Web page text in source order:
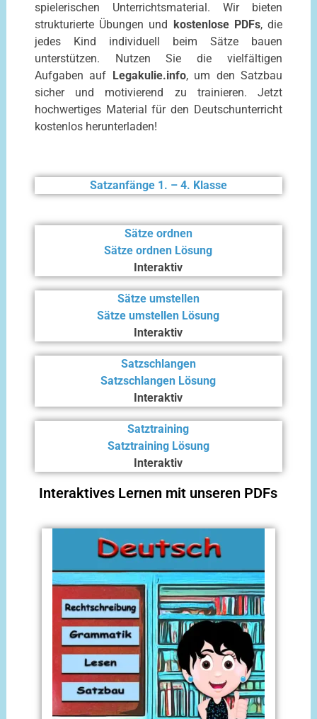
spielerischen Unterrichtsmaterial. Wir bieten
strukturierte Übungen und kostenlose PDFs, die
jedes Kind individuell beim Sätze bauen
unterstützen. Nutzen Sie die vielfältigen
Aufgaben auf Legakulie.info, um den Satzbau
sicher und motivierend zu trainieren. Jetzt
hochwertiges Material für den Deutschunterricht
kostenlos herunterladen!
Satzanfänge 1. – 4. Klasse
Sätze ordnen
Sätze ordnen Lösung
Interaktiv
Sätze umstellen
Sätze umstellen Lösung
Interaktiv
Satzschlangen
Satzschlangen Lösung
Interaktiv
Satztraining
Satztraining Lösung
Interaktiv
Interaktives Lernen mit unseren PDFs